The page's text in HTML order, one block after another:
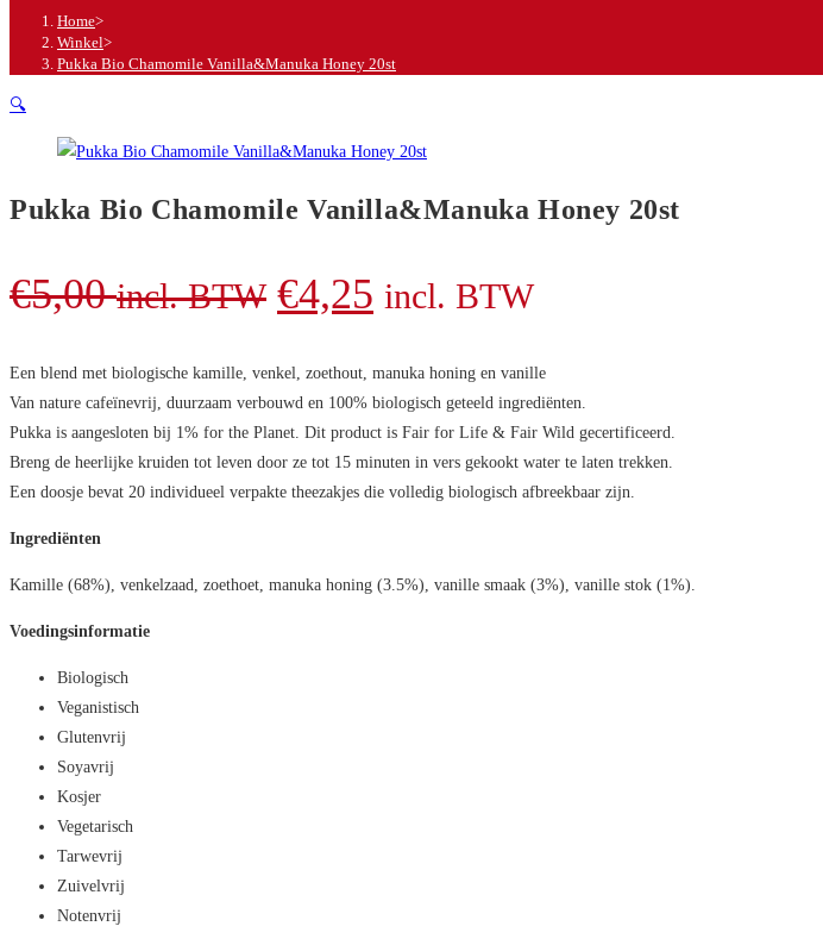
Home>
Winkel>
Pukka Bio Chamomile Vanilla&Manuka Honey 20st
🔍
Pukka Bio Chamomile Vanilla&Manuka Honey 20st
€5,00 incl. BTW €4,25 incl. BTW
Een blend met biologische kamille, venkel, zoethout, manuka honing en vanille
Van nature cafeïnevrij, duurzaam verbouwd en 100% biologisch geteeld ingrediënten.
Pukka is aangesloten bij 1% for the Planet. Dit product is Fair for Life & Fair Wild gecertificeerd.
Breng de heerlijke kruiden tot leven door ze tot 15 minuten in vers gekookt water te laten trekken.
Een doosje bevat 20 individueel verpakte theezakjes die volledig biologisch afbreekbaar zijn.
Ingrediënten
Kamille (68%), venkelzaad, zoethoet, manuka honing (3.5%), vanille smaak (3%), vanille stok (1%).
Voedingsinformatie
Biologisch
Veganistisch
Glutenvrij
Soyavrij
Kosjer
Vegetarisch
Tarwevrij
Zuivelvrij
Notenvrij